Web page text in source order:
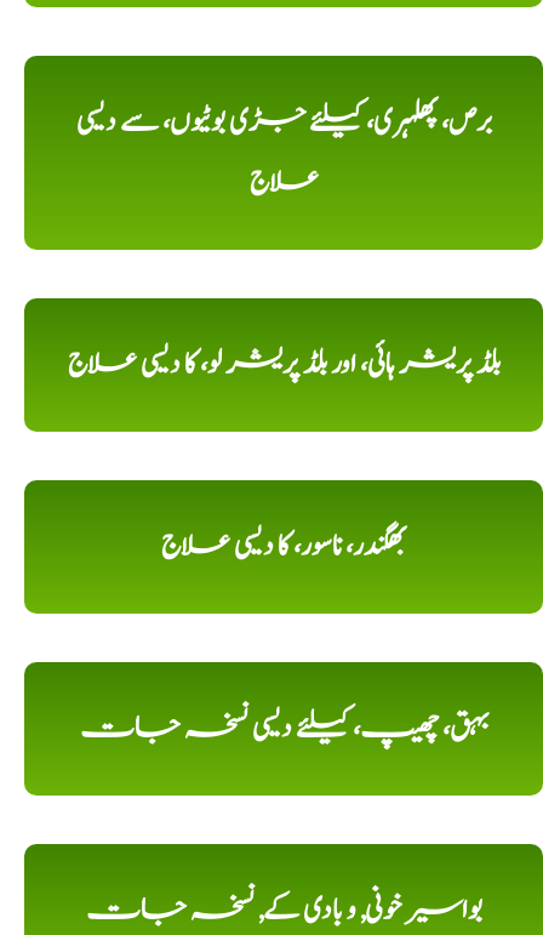
برص، پھلہری، کیلئے جڑی بوٹیوں، سے دیسی
علاج
بلڈ پریشر ہائی، اور بلڈ پریشر لو، کا دیسی علاج
بھگندر، ناسور، کا دیسی علاج
بہق، چھیپ، کیلئے دیسی نسخہ جات
بواسیر خونی, و بادی کے, نسخہ جات